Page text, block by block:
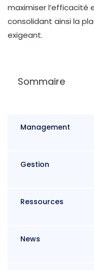
maximiser l’efficacité
consolidant ainsi la
exigeant.
Sommaire
Management
Gestion
Ressources
News